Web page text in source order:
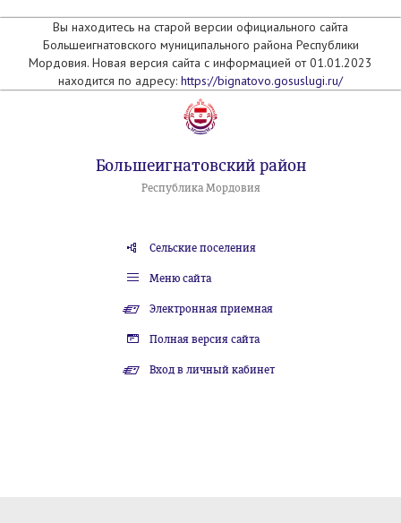
Вы находитесь на старой версии официального сайта
Большеигнатовского муниципального района Республики
Мордовия. Новая версия сайта с информацией от 01.01.2023
находится по адресу: https://bignatovo.gosuslugi.ru/
Большеигнатовский район
Республика Мордовия
Сельские поселения
Меню сайта
Электронная приемная
Полная версия сайта
Вход в личный кабинет